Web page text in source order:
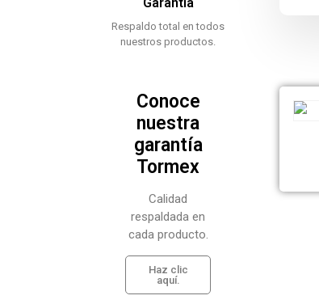
Respaldo total en todos
nuestros productos.
Conoce
nuestra
garantía
Tormex
Calidad
respaldada en
cada producto.
Haz clic
aquí.